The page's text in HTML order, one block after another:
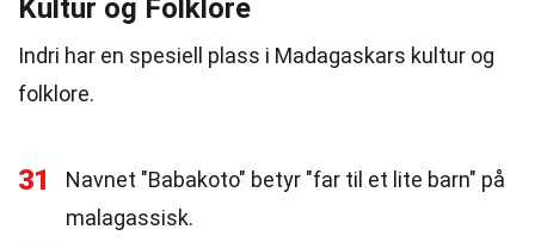
Kultur og Folklore
Indri har en spesiell plass i Madagaskars kultur og
folklore.
31
Navnet "Babakoto" betyr "far til et lite barn" på
malagassisk.